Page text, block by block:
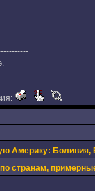
Америку: Боливия,
странам,